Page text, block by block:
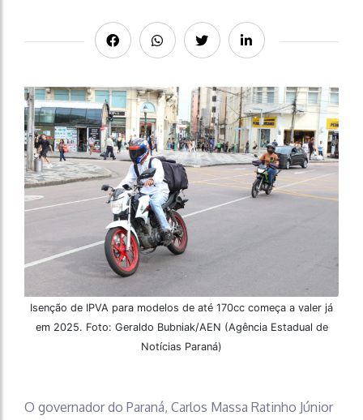
Isenção de IPVA para modelos de até 170cc começa a valer já
em 2025. Foto: Geraldo Bubniak/AEN (Agência Estadual de
Notícias Paraná)
O governador do Paraná, Carlos Massa Ratinho Júnior